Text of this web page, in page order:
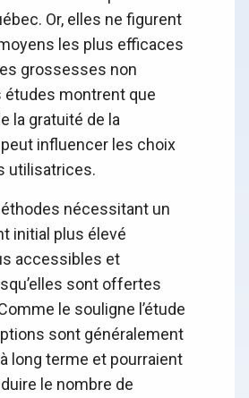
Or, elles ne figurent
les plus efficaces
grossesses non
études montrent que
la gratuité de la
influencer les choix
utilisatrices.
nécessitant un
initial plus élevé
accessibles et
sont offertes
le souligne l’étude
sont généralement
long terme et pourraient
le nombre de